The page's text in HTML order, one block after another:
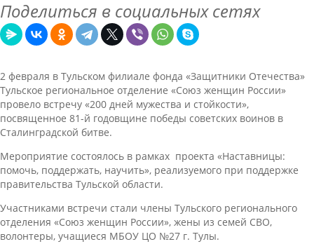
Поделиться в социальных сетях
2 февраля в Тульском филиале фонда «Защитники Отечества»
Тульское региональное отделение «Союз женщин России»
провело встречу «200 дней мужества и стойкости»,
посвященное 81-й годовщине победы советских воинов в
Сталинградской битве.
Мероприятие состоялось в рамках проекта «Наставницы:
помочь, поддержать, научить», реализуемого при поддержке
правительства Тульской области.
Участниками встречи стали члены Тульского регионального
отделения «Союз женщин России», жены из семей СВО,
волонтеры, учащиеся МБОУ ЦО №27 г. Тулы.